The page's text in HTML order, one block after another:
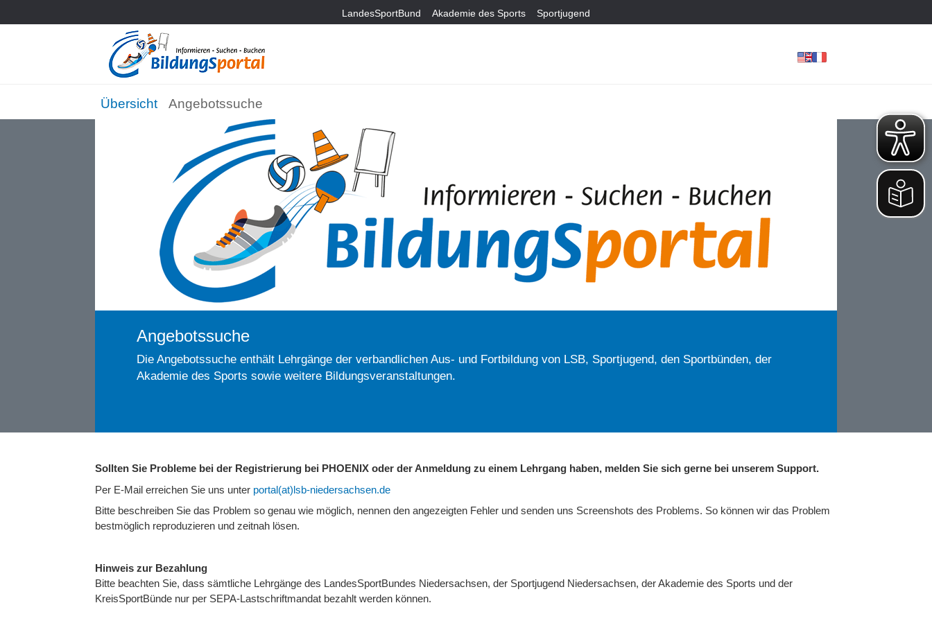
LandesSportBund Akademie des Sports Sportjugend
Angebotssuche
Die Angebotssuche enthält Lehrgänge der verbandlichen Aus- und Fortbildung von LSB, Sportjugend, den Sportbünden, der
Akademie des Sports sowie weitere Bildungsveranstaltungen.
Sollten Sie Probleme bei der Registrierung bei PHOENIX oder der Anmeldung zu einem Lehrgang haben, melden Sie sich gerne bei unserem Support.
Per E-Mail erreichen Sie uns unter portal(at)lsb-niedersachsen.de
Bitte beschreiben Sie das Problem so genau wie möglich, nennen den angezeigten Fehler und senden uns Screenshots des Problems. So können wir das Problem
bestmöglich reproduzieren und zeitnah lösen.
Hinweis zur Bezahlung
Bitte beachten Sie, dass sämtliche Lehrgänge des LandesSportBundes Niedersachsen, der Sportjugend Niedersachsen, der Akademie des Sports und der
KreisSportBünde nur per SEPA-Lastschriftmandat bezahlt werden können.
Übersicht Angebotssuche